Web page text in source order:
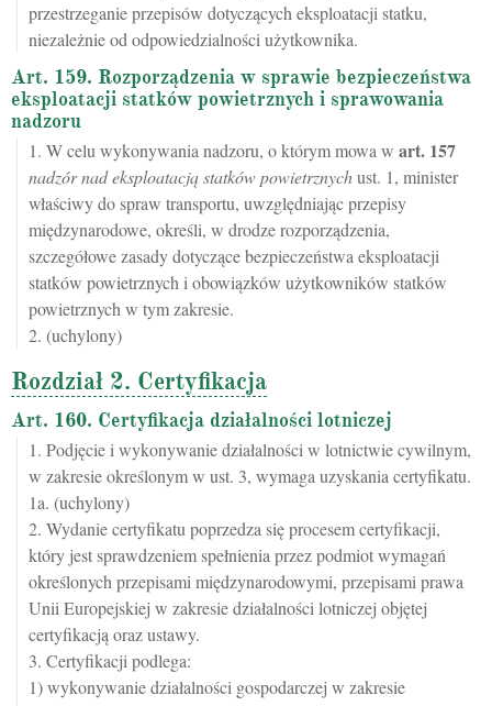
przestrzeganie przepisów dotyczących eksploatacji statku,
niezależnie od odpowiedzialności użytkownika.
Art. 159. Rozporządzenia w sprawie bezpieczeństwa
eksploatacji statków powietrznych i sprawowania
nadzoru
1. W celu wykonywania nadzoru, o którym mowa w art. 157
nadzór nad eksploatacją statków powietrznychust. 1, minister
właściwy do spraw transportu, uwzględniając przepisy
międzynarodowe, określi, w drodze rozporządzenia,
szczegółowe zasady dotyczące bezpieczeństwa eksploatacji
statków powietrznych i obowiązków użytkowników statków
powietrznych w tym zakresie.
2. (uchylony)
Rozdział 2. Certyfikacja
Art. 160. Certyfikacja działalności lotniczej
1. Podjęcie i wykonywanie działalności w lotnictwie cywilnym,
w zakresie określonym w ust. 3, wymaga uzyskania certyfikatu.
1a. (uchylony)
2. Wydanie certyfikatu poprzedza się procesem certyfikacji,
który jest sprawdzeniem spełnienia przez podmiot wymagań
określonych przepisami międzynarodowymi, przepisami prawa
Unii Europejskiej w zakresie działalności lotniczej objętej
certyfikacją oraz ustawy.
3. Certyfikacji podlega:
1) wykonywanie działalności gospodarczej w zakresie